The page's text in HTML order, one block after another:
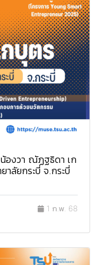
องวา ณัฏฐธิดา เก
าลัยกระบี่ จ.กระบี่
1 ก.พ. 68